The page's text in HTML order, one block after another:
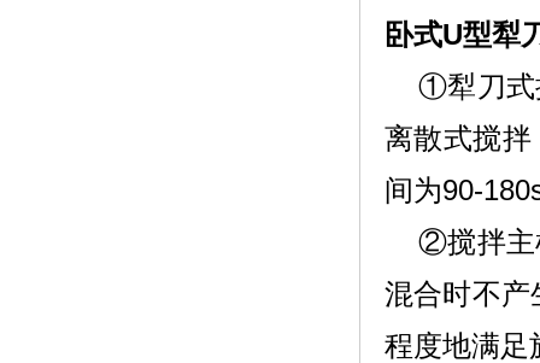
卧式U型犁
①犁刀式
离散式搅
间为90-
②搅拌主
混合时不产
程度地满足